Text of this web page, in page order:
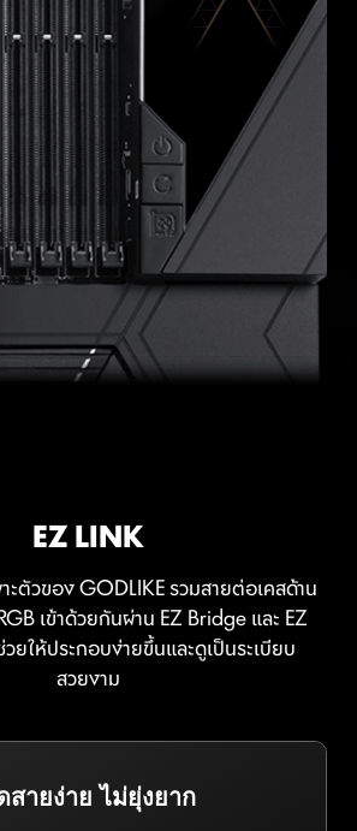
EZ LINK
ะตัวของ GODLIKE รวมสายต่อเคสด้าน
เข้าด้วยกันผ่าน EZ Bridge และ EZ
ให้ประกอบง่ายขึ้นและดูเป็นระเบียบ
สวยงาม
สายง่าย ไม่ยุ่งยาก